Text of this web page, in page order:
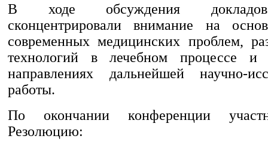
В ходе обсуждения
сконцентрировали внимание на
современных медицинских проблем,
технологий в лечебном процессе и
направлениях дальнейшей научно-
работы.
По окончании конференции
Резолюцию: